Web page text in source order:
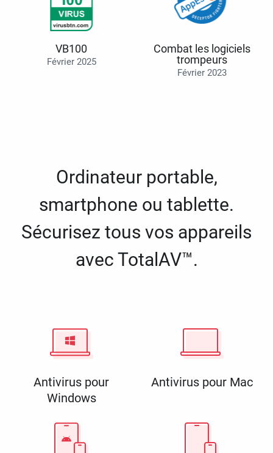
VB100
Février 2025
Combat les logiciels
trompeurs
Février 2023
Ordinateur portable,
smartphone ou tablette.
Sécurisez tous vos appareils
avec TotalAV™.
Antivirus pour
Windows
Antivirus pour Mac